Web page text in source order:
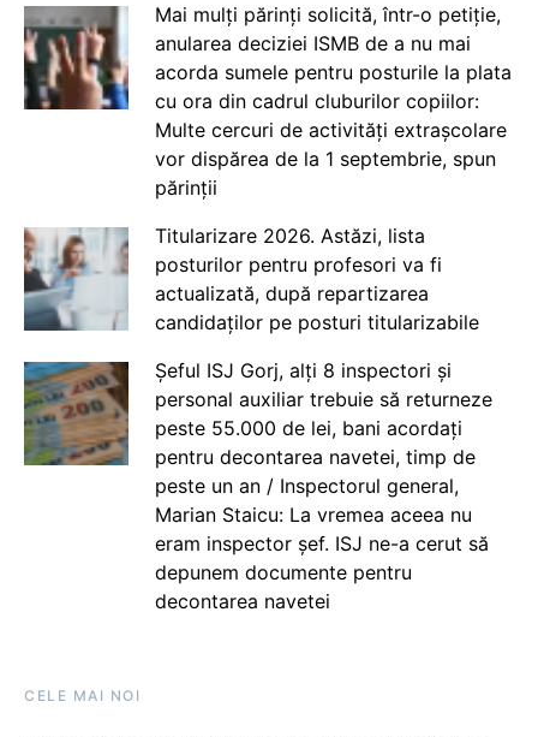
Mai mulți părinți solicită, într-o petiție,
anularea deciziei ISMB de a nu mai
acorda sumele pentru posturile la plata
cu ora din cadrul cluburilor copiilor:
Multe cercuri de activități extrașcolare
vor dispărea de la 1 septembrie, spun
părinții
Titularizare 2026. Astăzi, lista
posturilor pentru profesori va fi
actualizată, după repartizarea
candidaților pe posturi titularizabile
Șeful ISJ Gorj, alți 8 inspectori și
personal auxiliar trebuie să returneze
peste 55.000 de lei, bani acordați
pentru decontarea navetei, timp de
peste un an / Inspectorul general,
Marian Staicu: La vremea aceea nu
eram inspector șef. ISJ ne-a cerut să
depunem documente pentru
decontarea navetei
CELE MAI NOI